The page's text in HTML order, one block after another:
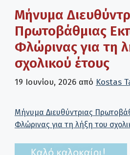
Μήνυμα
Πρωτοβάθμιας
Φλώρινας για τη
σχολικού έτους
19 Ιουνίου, 2026 από Kostas
Μήνυμα Διευθύντριας
Φλώρινας για τη λήξη του